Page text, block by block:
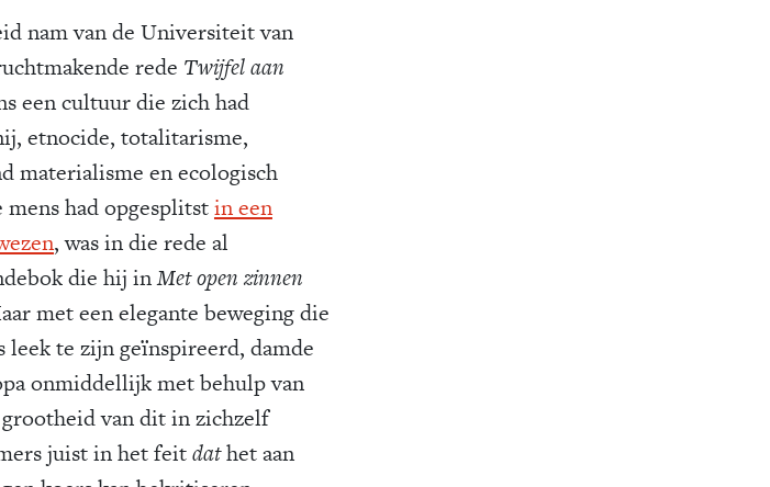
nam van de Universiteit van
rede Twijfel aan
een cultuur die zich had
etnocide, totalitarisme,
materialisme en ecologisch
mens had opgesplitstin een
, was in die rede al
die hij inMet open zinnen
met een elegante beweging die
te zijn geïnspireerd, damde
onmiddellijk met behulp van
van dit in zichzelf
juist in het feitdathet aan